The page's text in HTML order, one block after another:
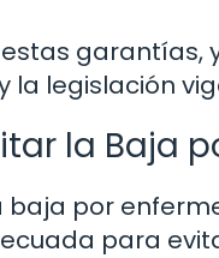
garantías,
legislación
la Baja
por
para